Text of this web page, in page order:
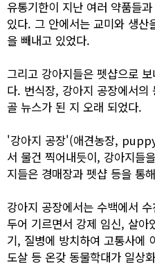
유통기한이 지난 여러 약품들
있다. 그 안에서는 교미와 생산
을 빼내고 있었다.
그리고 강아지들은 펫샵으로
다. 번식장, 강아지 공장에서
골 뉴스가 된 지 오래 되었다.
'강아지 공장'(애견농장,
서 물건 찍어내듯이, 강아지들
지들은 경매장과 펫샵 등을 통
강아지 공장에서는 수백에서
두어 기르면서 강제 임신, 살아
기, 질병에 방치하여 고통사에
도살 등 온갖 동물학대가 일상